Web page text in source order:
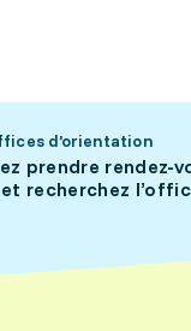
d’orientation
prendre rendez-
recherchez